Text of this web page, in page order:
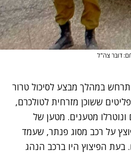
דובר צה"ל
במהלך מבצע לסיכול טרור
ששוכן מזרחית לטולכרם,
ונוטרלו מטענים. מטען של
על רכב מסוג פנתר, שעמד
הפיצוץ היו ברכב הנהג